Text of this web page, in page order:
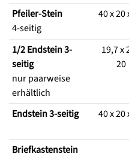
Pfeiler-Stein
4-seitig
40 x 20
1/2 Endstein 3-
seitig
nur paarweise
erhältlich
19,7 x
20
Endstein 3-seitig 40 x 20
Briefkastenstein